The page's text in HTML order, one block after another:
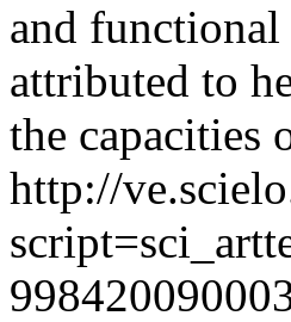
and functional
attributed to
the capacities
http://